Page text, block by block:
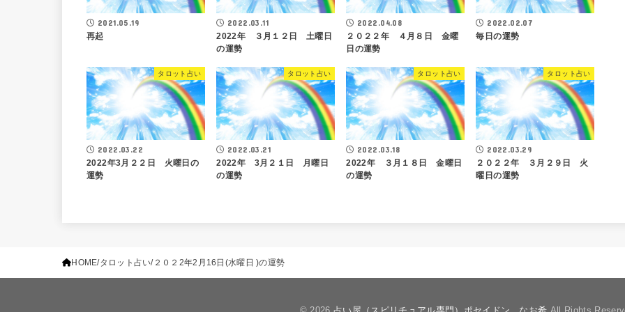
2021.05.19
再起
2022.03.11
2022年 ３月１２日 土曜日
の運勢
2022.04.08
２０２２年 ４月８日 金曜
日の運勢
2022.02.07
毎日の運勢
タロット占い
2022.03.22
2022年3月２２日 火曜日の
運勢
タロット占い
2022.03.21
2022年 3月２１日 月曜日
の運勢
タロット占い
2022.03.18
2022年 ３月１８日 金曜日
の運勢
タロット占い
2022.03.29
２０２２年 ３月２９日 火
曜日の運勢
HOME タロット占い ２０２2年2月16日(水曜日 )の運勢